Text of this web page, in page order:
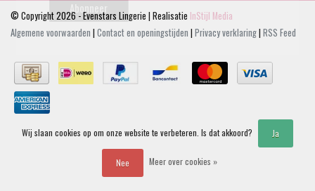
© Copyright 2026 - Evenstars Lingerie | Realisatie InStijl Media
Algemene voorwaarden | Contact en openingstijden | Privacy verklaring| RSS Feed
Wij slaan cookies op om onze website te verbeteren. Is dat akkoord? Ja
Nee Meer over cookies »